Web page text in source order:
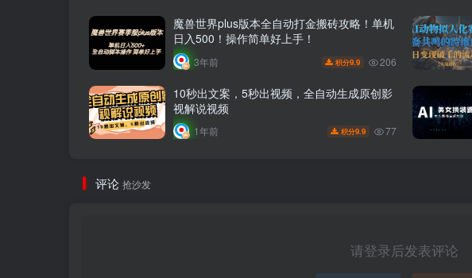
魔兽世界plus版本全自动打金搬砖攻略！单机
日入500！操作简单好上手！
3年前 积分9.9 206
10秒出文案，5秒出视频，全自动生成原创影
视解说视频
1年前 积分9.9 77
评论 抢沙发
请登录后发表评论